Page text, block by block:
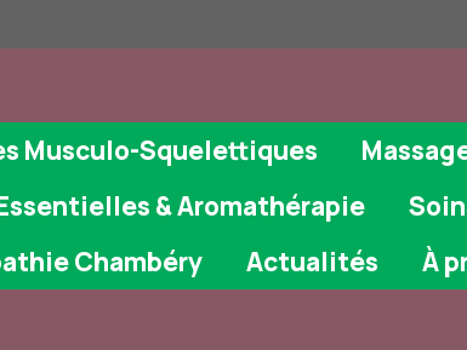
Musculo-Squelettiques
& Aromathérapie
Chambéry
Actualités À